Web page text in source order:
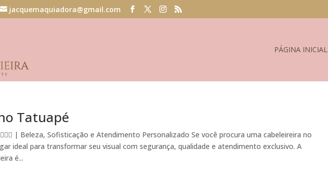
jacquemaquiadora@gmail.com
PÁGINA INICIAL
Tatuapé
| Beleza, Sofisticação e Atendimento Personalizado Se você procura uma cabeleireira no
ideal para transformar seu visual com segurança, qualidade e atendimento exclusivo. A
é...